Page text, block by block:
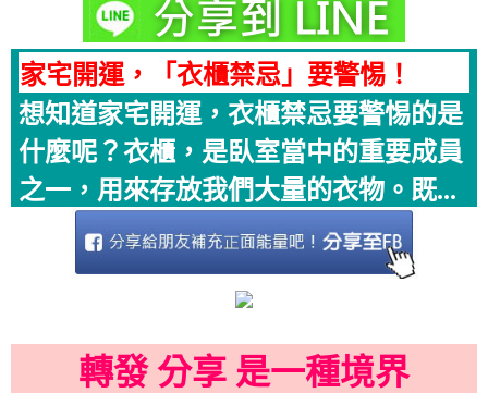
家宅開運，「衣櫃禁忌」要警惕！
想知道家宅開運，衣櫃禁忌要警惕的是
什麼呢？衣櫃，是臥室當中的重要成員
之一，用來存放我們大量的衣物。既...
轉發 分享 是一種境界